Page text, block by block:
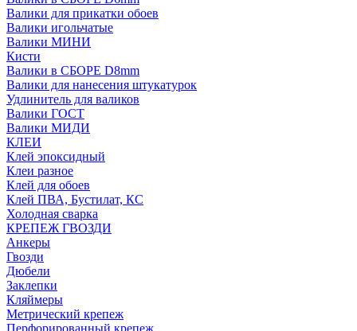
Валики для прикатки обоев
Валики игольчатые
Валики МИНИ
Кисти
Валики в СБОРЕ D8mm
Валики для нанесения штукатурок
Удлинитель для валиков
Валики ГОСТ
Валики МИДИ
КЛЕИ
Клей эпоксидный
Клеи разное
Клей для обоев
Клей ПВА, Бустилат, КС
Холодная сварка
КРЕПЕЖ ГВОЗДИ
Анкеры
Гвозди
Дюбели
Заклепки
Кляймеры
Метрический крепеж
Перфорированный крепеж